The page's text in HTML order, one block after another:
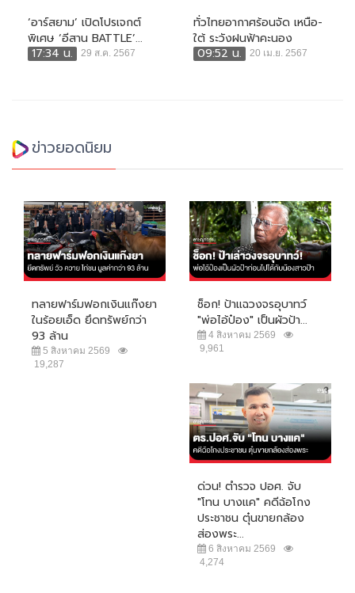
‘อาร์สยาม’ เปิดโปรเจกต์
พิเศษ ‘อีสาน BATTLE’...
17:34 น.
29 ส.ค. 2567
ทั่วไทยอากาศร้อนจัด เหนือ-
ใต้ ระวังฝนฟ้าคะนอง
09:52 น.
20 เม.ย. 2567
ข่าวยอดนิยม
ทลายฟาร์มฟอกเงินแก๊งยา
ในร้อยเอ็ด ยึดทรัพย์กว่า
93 ล้าน
5 สิงหาคม 2569
19,287
ช็อก! ป้าแฉวงจรอุบาทว์
"พ่อไอ้ป๋อง" เป็นผัวป้า...
4 สิงหาคม 2569
9,961
ด่วน! ตำรวจ ปอศ. จับ
"โทน บางแค" คดีฉ้อโกง
ประชาชน ตุ๋นขายกล้อง
ส่องพระ...
6 สิงหาคม 2569
4,274